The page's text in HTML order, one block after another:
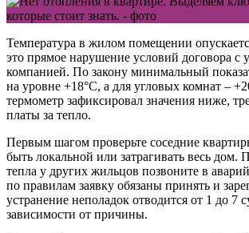
Температура в жилом помещении
это прямое нарушение условий договора с
компанией. По закону минимальный
на уровне +18°C, а для угловых комнат –
термометр зафиксировал значения ниже,
платы за тепло.
Первым шагом проверьте соседние
быть локальной или затрагивать весь дом.
тепла у других жильцов позвоните в
по правилам заявку обязаны принять и
устранение неполадок отводится от 1 до 7
зависимости от причины.